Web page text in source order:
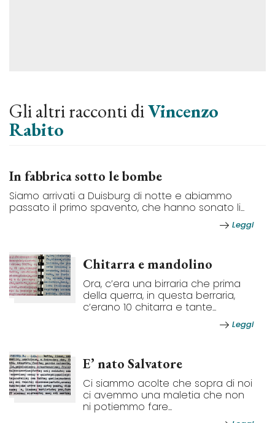
Gli altri racconti diVincenzo
Rabito
In fabbrica sotto le bombe
Siamo arrivati a Duisburg di notte e abiammo
passato il primo spavento, che hanno sonato li...
Leggi
Chitarra e mandolino
Ora, c’era una birraria che prima
della querra, in questa berraria,
c’erano 10 chitarra e tante...
Leggi
E’ nato Salvatore
Ci siammo acolte che sopra di noi
ci avemmo una maletia che non
ni potiemmo fare...